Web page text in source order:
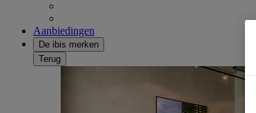
Aanbiedingen
De ibis merken
Terug